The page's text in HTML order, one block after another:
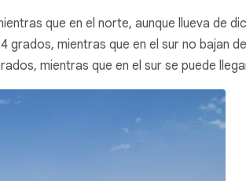
que en el norte, aunque llueva de
mientras que en el sur no bajan
mientras que en el sur se puede